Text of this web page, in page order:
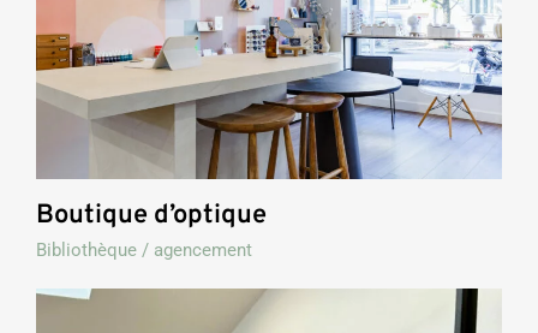
Boutique d’optique
Bibliothèque / agencement